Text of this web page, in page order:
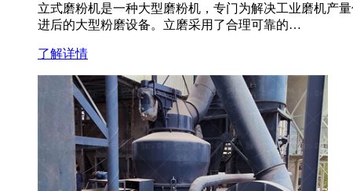
立式磨粉机是一种大型磨粉机，专门为解决工业磨机产
进后的大型粉磨设备。立磨采用了合理可靠的…
了解详情